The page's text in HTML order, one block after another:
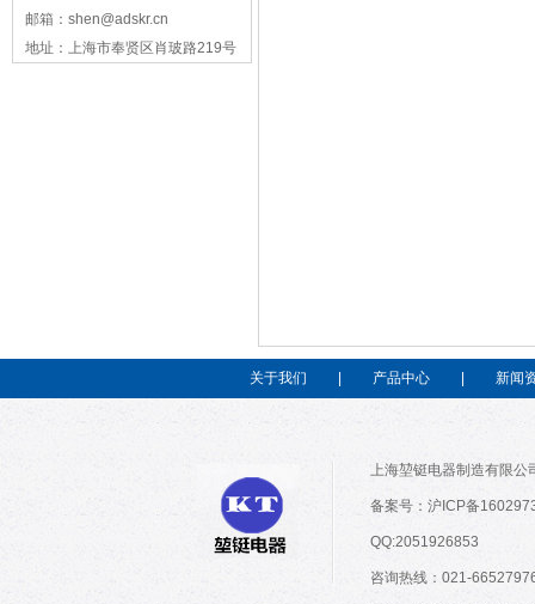
邮箱：shen@adskr.cn
地址：上海市奉贤区肖玻路219号
关于我们 产品中心 新闻
上海堃铤电器制造有限
备案号：沪ICP备
QQ:2051926853
咨询热线：021-